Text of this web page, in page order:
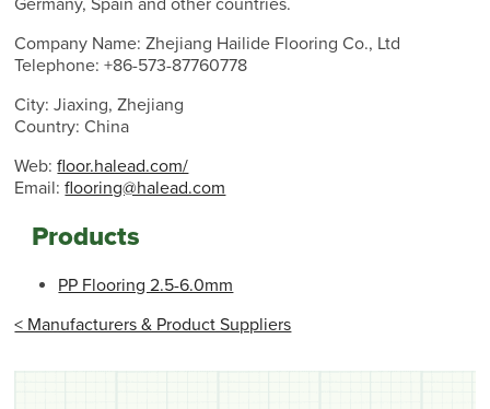
Germany, Spain and other countries.
Company Name: Zhejiang Hailide Flooring Co., Ltd
Telephone: +86-573-87760778
City: Jiaxing, Zhejiang
Country: China
Web:floor.halead.com/
Email:flooring@halead.com
Products
PP Flooring 2.5-6.0mm
< Manufacturers & Product Suppliers